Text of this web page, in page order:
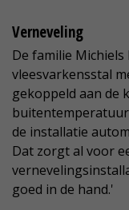
Verneveling
De familie
vleesvarkensstal
gekoppeld aan de
de installatie
Dat zorgt al voor
goed in de hand.'